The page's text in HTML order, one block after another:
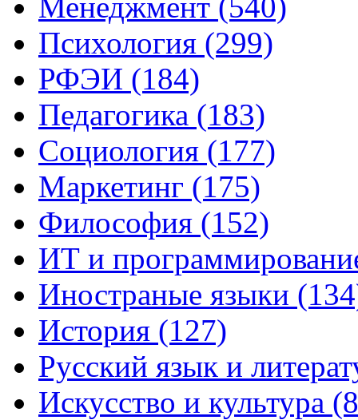
Психология (299)
РФЭИ (184)
Педагогика (183)
Социология (177)
Маркетинг (175)
Философия (152)
ИТ и
Иностраные языки
История (127)
Русский язык и
Искусство и культура